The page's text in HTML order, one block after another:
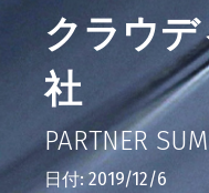
クラウ
社
PARTNER
日付: 2019/12/6